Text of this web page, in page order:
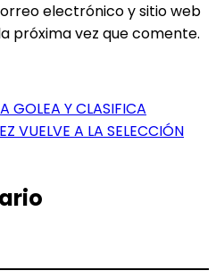
electrónico y sitio web
próxima vez que comente.
GOLEA Y CLASIFICA
VUELVE A LA SELECCIÓN